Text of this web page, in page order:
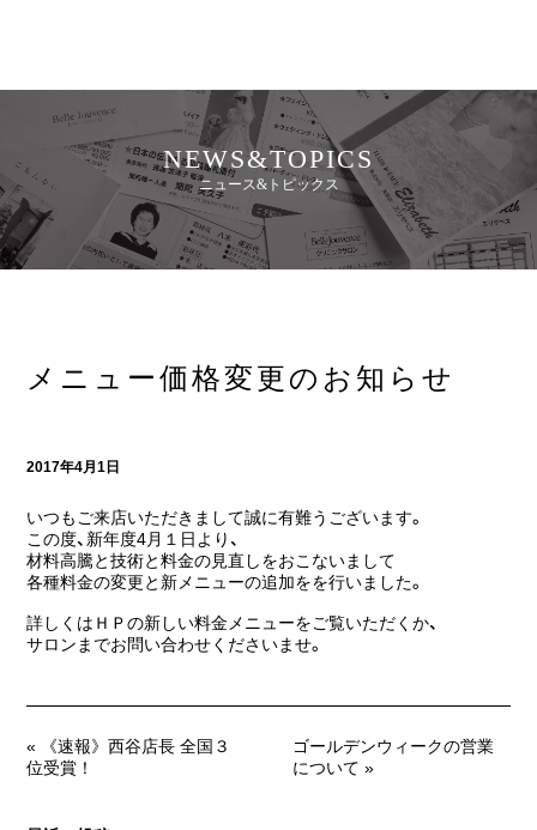
NEWS&TOPICS
ニュース&トピックス
メニュー価格変更のお知らせ
2017年4月1日
いつもご来店いただきまして誠に有難うございます。
この度、新年度4月１日より、
材料高騰と技術と料金の見直しをおこないまして
各種料金の変更と新メニューの追加をを行いました。
詳しくはＨＰの新しい料金メニューをご覧いただくか、
サロンまでお問い合わせくださいませ。
« 《速報》西谷店長 全国３
位受賞！
ゴールデンウィークの営業
について »